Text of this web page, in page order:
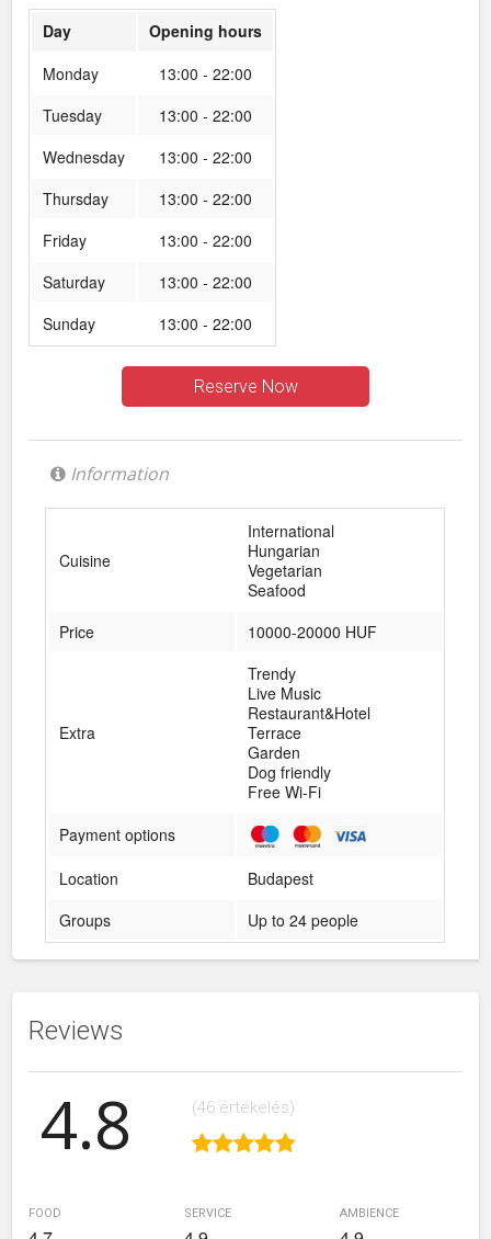
Day
Opening hours
Monday
13:00 - 22:00
Tuesday
13:00 - 22:00
Wednesday
13:00 - 22:00
Thursday
13:00 - 22:00
Friday
13:00 - 22:00
Saturday
13:00 - 22:00
Sunday
13:00 - 22:00
Reserve Now
Information
Cuisine
International
Hungarian
Vegetarian
Seafood
Price
10000-20000 HUF
Extra
Trendy
Live Music
Restaurant&Hotel
Terrace
Garden
Dog friendly
Free Wi-Fi
Payment options
Location
Budapest
Groups
Up to 24 people
Reviews
4.8 (46 értékelés)
food service ambience